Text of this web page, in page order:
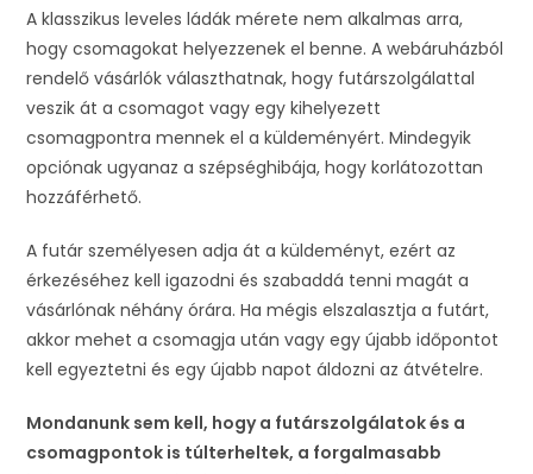
A klasszikus leveles ládák mérete nem alkalmas arra,
hogy csomagokat helyezzenek el benne. A webáruházból
rendelő vásárlók választhatnak, hogy futárszolgálattal
veszik át a csomagot vagy egy kihelyezett
csomagpontra mennek el a küldeményért. Mindegyik
opciónak ugyanaz a szépséghibája, hogy korlátozottan
hozzáférhető.
A futár személyesen adja át a küldeményt, ezért az
érkezéséhez kell igazodni és szabaddá tenni magát a
vásárlónak néhány órára. Ha mégis elszalasztja a futárt,
akkor mehet a csomagja után vagy egy újabb időpontot
kell egyeztetni és egy újabb napot áldozni az átvételre.
Mondanunk sem kell, hogy a futárszolgálatok és a
csomagpontok is túlterheltek, a forgalmasabb